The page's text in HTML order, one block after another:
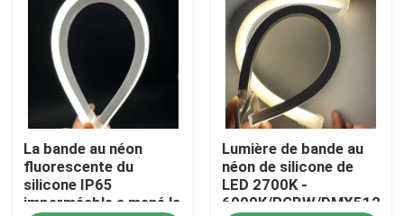
Contact
nouvelles
Demande de soumission
Lumière de bande au néon de LED
La bande au néon
fluorescente du
silicone IP65
imperméable a mené la
Lumière de bande au
néon de silicone de
LED 2700K -
6000K/RGBW/DMX512